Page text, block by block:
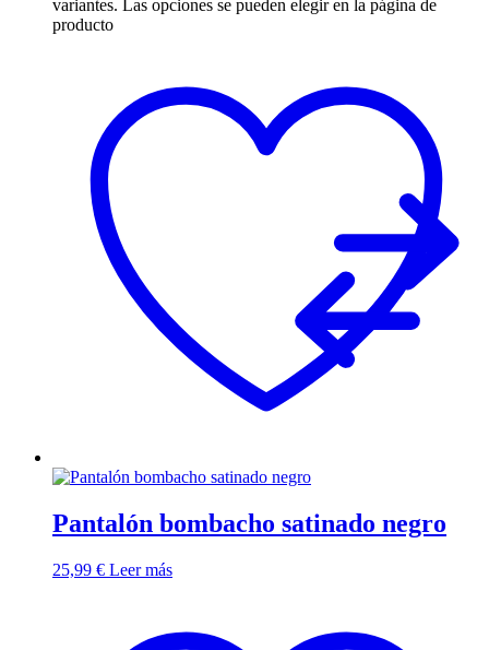
variantes. Las opciones se pueden elegir en la página de
producto
Pantalón bombacho satinado negro
25,99 € Leer más